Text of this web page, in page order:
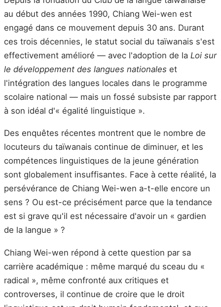
au début des années 1990, Chiang Wei-wen est
engagé dans ce mouvement depuis 30 ans. Durant
ces trois décennies, le statut social du taïwanais s'est
effectivement amélioré — avec l'adoption de la Loi sur
le développement des langues nationales et
l'intégration des langues locales dans le programme
scolaire national — mais un fossé subsiste par rapport
à son idéal d'« égalité linguistique ».
Des enquêtes récentes montrent que le nombre de
locuteurs du taïwanais continue de diminuer, et les
compétences linguistiques de la jeune génération
sont globalement insuffisantes. Face à cette réalité, la
persévérance de Chiang Wei-wen a-t-elle encore un
sens ? Ou est-ce précisément parce que la tendance
est si grave qu'il est nécessaire d'avoir un « gardien
de la langue » ?
Chiang Wei-wen répond à cette question par sa
carrière académique : même marqué du sceau du «
radical », même confronté aux critiques et
controverses, il continue de croire que le droit